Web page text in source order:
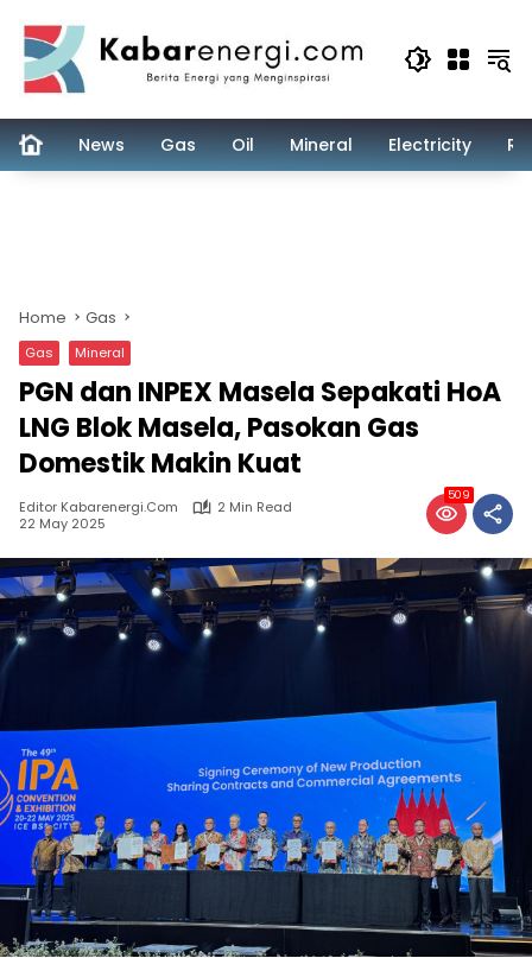
content
News Gas Oil Mineral Electricity
Home Gas
Gas Mineral
PGN dan INPEX Masela Sepakati HoA
LNG Blok Masela, Pasokan Gas
Domestik Makin Kuat
Editor Kabarenergi.com
2 Min Read
22 May 2025
509